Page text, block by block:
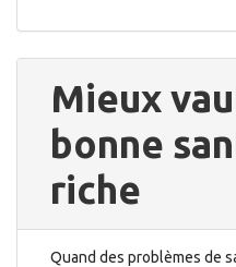
Mieux
bonne
riche
Quand des problèmes de